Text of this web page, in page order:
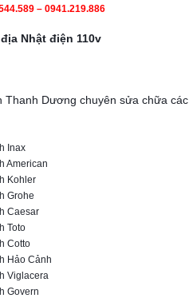
– 0941.219.886
Nhật điện 110v
Thanh Dương chuyên sửa chữa các
Inax
American
Kohler
Grohe
Caesar
Toto
Cotto
Hảo Cảnh
Viglacera
Govern